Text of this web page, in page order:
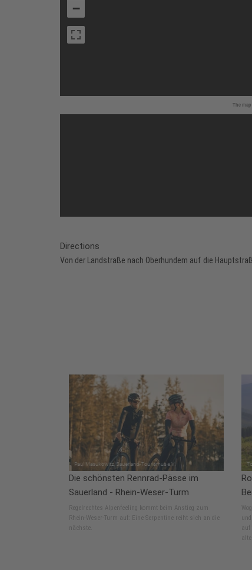
The
−
Directions
Von der Landstraße nach Oberhundem auf die
Die schönsten Rennrad-Pässe im
Sauerland - Rhein-Weser-Turm
Regelrechtes Alpenfeeling kommt beim Anstieg zum
Rhein-Weser-Turm auf: Eine Serpentine reiht sich an die
nächste.
auf